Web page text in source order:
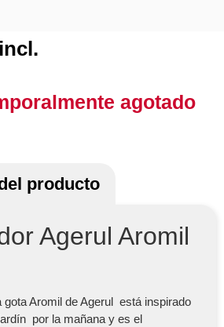
agotado
producto
Agerul Aromil
gota Aromil de Agerul está inspirado
por la mañana y es el